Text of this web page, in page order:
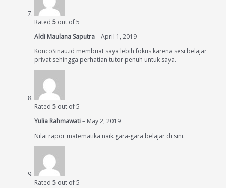
Rated 5 out of 5
Aldi Maulana Saputra–April 1, 2019
KoncoSinau.id membuat saya lebih fokus karena sesi belajar
privat sehingga perhatian tutor penuh untuk saya.
Rated 5 out of 5
Yulia Rahmawati– May 2, 2019
Nilai rapor matematika naik gara-gara belajar di sini.
Rated 5 out of 5